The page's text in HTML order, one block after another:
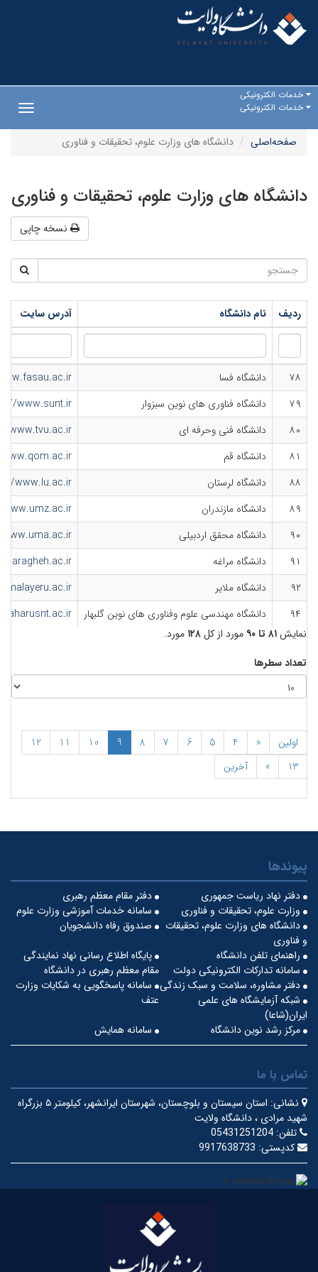
خدمات الکترونیکی
خدمات الکترونیکی
صفحه‌اصلی
دانشگاه های وزارت علوم، تحقیقات و فناوری
دانشگاه های وزارت علوم، تحقیقات و فناوری
نسخه چاپی
ردیف نام دانشگاه آدرس سایت
۷۸ دانشگاه فسا
۷۹
دانشگاه فناوری های نوین سبزوار
www.sunt.ir
۸۰
دانشگاه فنی وحرفه ای
www.tvu.ac.ir
۸۱
دانشگاه قم
۸۸
دانشگاه لرستان
www.lu.ac.ir
۸۹
دانشگاه مازندران
۹۰
دانشگاه محقق اردبیلی
۹۱
دانشگاه مراغه
۹۲
دانشگاه ملایر
۹۴
دانشگاه مهندسی علوم وفناوری های نوین گلبهار
نمایش۸۱ تا ۹۰ مورد از کل۱۲۸ مورد.
تعداد سطرها
اولین «
4
5
6
7
8
9
10
11
12
13
» آخرین
پیوندها
دفتر مقام معظم رهبری
دفتر نهاد ریاست جمهوری
سامانه خدمات آموزشی وزارت علوم
وزارت علوم، تحقیقات و فناوری
صندوق رفاه دانشجویان
دانشگاه های وزارت علوم، تحقیقات
و فناوری
پایگاه اطلاع رسانی نهاد نمایندگی
مقام معظم رهبری در دانشگاه
راهنمای تلفن دانشگاه
سامانه تدارکات الکترونیکی دولت
سامانه پاسخگویی به شکایات وزارت
عتف
دفتر مشاوره، سلامت و سبک زندگی
شبکه آزمایشگاه های علمی
ایران(شاعا)
سامانه همایش
مرکز رشد نوین دانشگاه
تماس با ما
نشانی:
استان سیستان و بلوچستان، شهرستان ایرانشهر، کیلومتر ۵ بزرگراه
شهید مرادی ، دانشگاه ولایت
تلفن: 05431251204
کدپستی: 9917638733